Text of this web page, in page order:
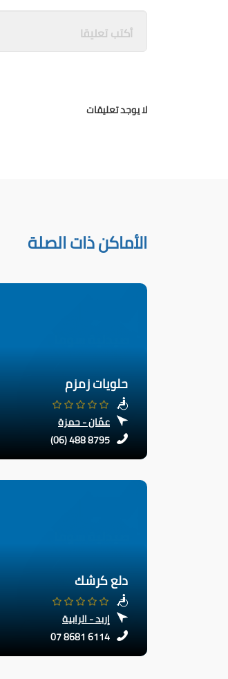
لا يوجد تعليقات
الأماكن ذات الصلة
حلويات زمزم
عمّان - حمزة
(06) 488 8795
دلع كرشك
إربد - الرابية
07 8681 6114